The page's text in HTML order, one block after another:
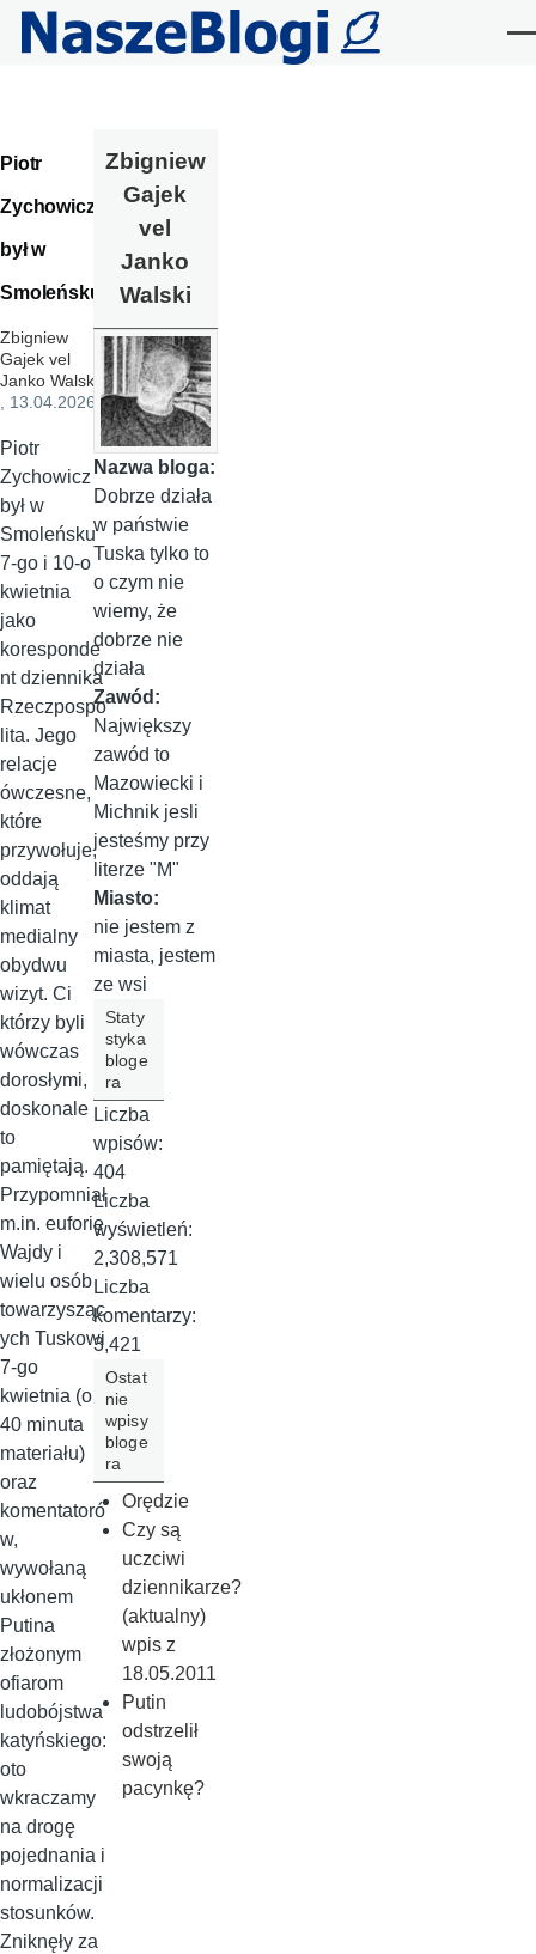
Przejdź do treści
Piotr
Zychowicz
był w
Smoleńsku
Zbigniew
Gajek vel
Janko Walski
, 13.04.2026
Piotr
Zychowicz
był w
Smoleńsku
7-go i 10-o
kwietnia
jako
koresponde
nt dziennika
Rzeczpospo
lita. Jego
relacje
ówczesne,
które
przywołuje,
oddają
klimat
medialny
obydwu
wizyt. Ci
którzy byli
wówczas
dorosłymi,
doskonale
to
pamiętają.
Przypomniał
m.in. euforię
Wajdy i
wielu osób
towarzysząc
ych Tuskowi
7-go
kwietnia (ok
40 minuta
materiału)
oraz
komentatoró
w,
wywołaną
ukłonem
Putina
złożonym
ofiarom
ludobójstwa
katyńskiego:
oto
wkraczamy
na drogę
pojednania i
normalizacji
stosunków.
Zniknęły za
Zbigniew
Gajek
vel
Janko
Walski
Nazwa bloga:
Dobrze działa
w państwie
Tuska tylko to
o czym nie
wiemy, że
dobrze nie
działa
Zawód:
Największy
zawód to
Mazowiecki i
Michnik jesli
jesteśmy przy
literze "M"
Miasto:
nie jestem z
miasta, jestem
ze wsi
Staty
styka
bloge
ra
Liczba
wpisów:
404
Liczba
wyświetleń:
2,308,571
Liczba
komentarzy:
3,421
Ostat
nie
wpisy
bloge
ra
Orędzie
Czy są
uczciwi
dziennikarze?
(aktualny)
wpis z
18.05.2011
Putin
odstrzelił
swoją
pacynkę?